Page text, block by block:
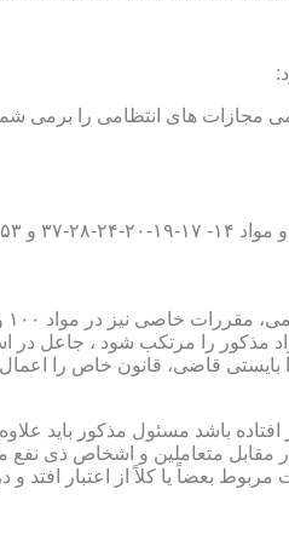
و۱۰۲و ۱۰۳ قانون ثبت پیش بینی گردیده است؛
مذکور را مرتکب شود ، جاعل
بایستی قاضی، قانون خاص را اعمال
باشد مسئول مذکور باید
مقابل متعاملین و اشخاص ذی نفع
مربوط بعضاً یا کلاً از اعتبار